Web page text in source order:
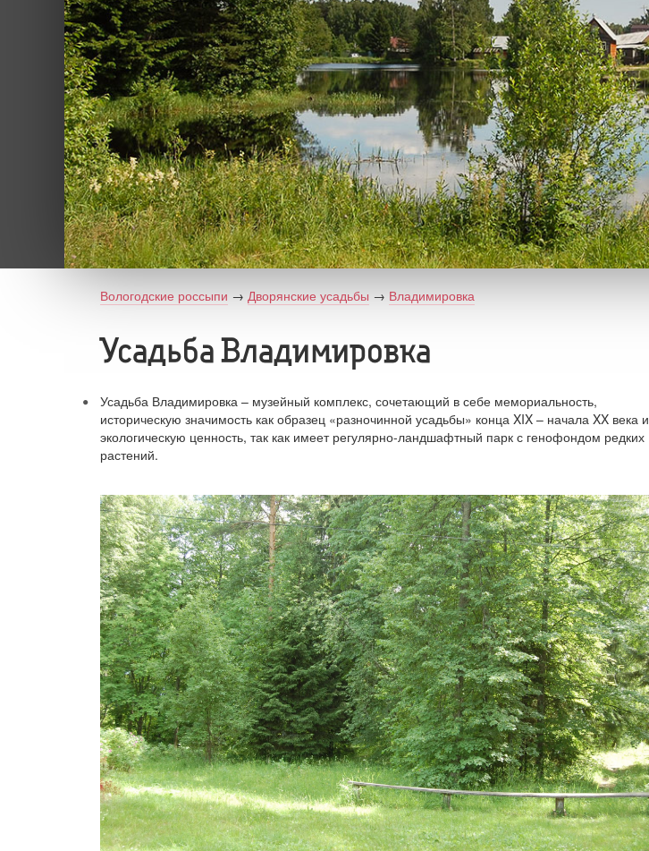
Вологодские россыпи → Дворянские усадьбы → Владимировка
Усадьба Владимировка
Усадьба Владимировка – музейный комплекс, сочетающий в себе мемориальность,
историческую значимость как образец «разночинной усадьбы» конца XIX – начала XX века и
экологическую ценность, так как имеет регулярно-ландшафтный парк с генофондом редких
растений.